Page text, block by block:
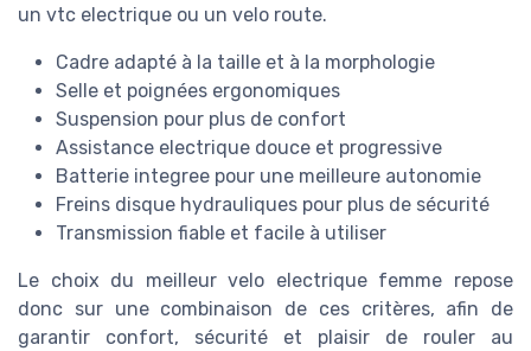
un vtc electrique ou un velo route.
Cadre adapté à la taille et à la morphologie
Selle et poignées ergonomiques
Suspension pour plus de confort
Assistance electrique douce et progressive
Batterie integree pour une meilleure autonomie
Freins disque hydrauliques pour plus de sécurité
Transmission fiable et facile à utiliser
Le choix du meilleur velo electrique femme repose
donc sur une combinaison de ces critères, afin de
garantir confort, sécurité et plaisir de rouler au